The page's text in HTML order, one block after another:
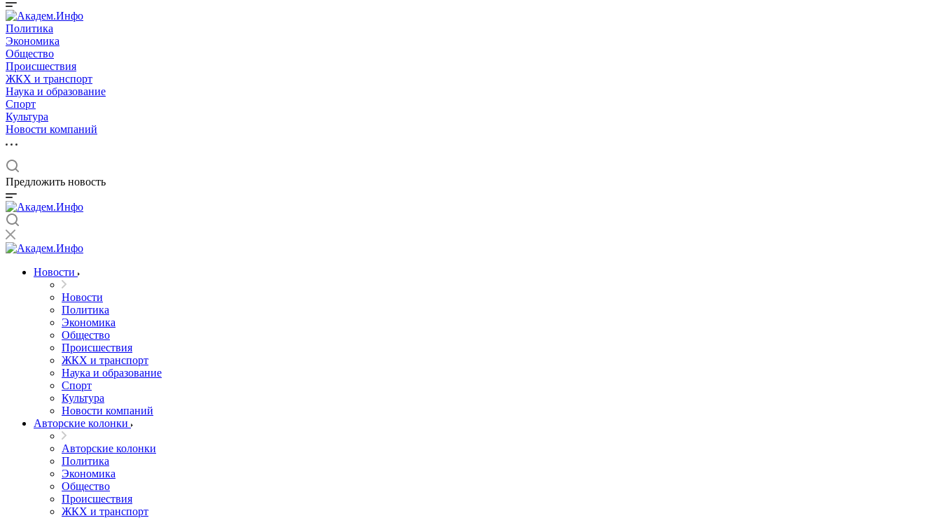
Политика
Экономика
Общество
Происшествия
ЖКХ и транспорт
Наука и образование
Спорт
Культура
Новости компаний
Предложить новость
Новости
Новости
Политика
Экономика
Общество
Происшествия
ЖКХ и транспорт
Наука и образование
Спорт
Культура
Новости компаний
Авторские колонки
Авторские колонки
Политика
Экономика
Общество
Происшествия
ЖКХ и транспорт